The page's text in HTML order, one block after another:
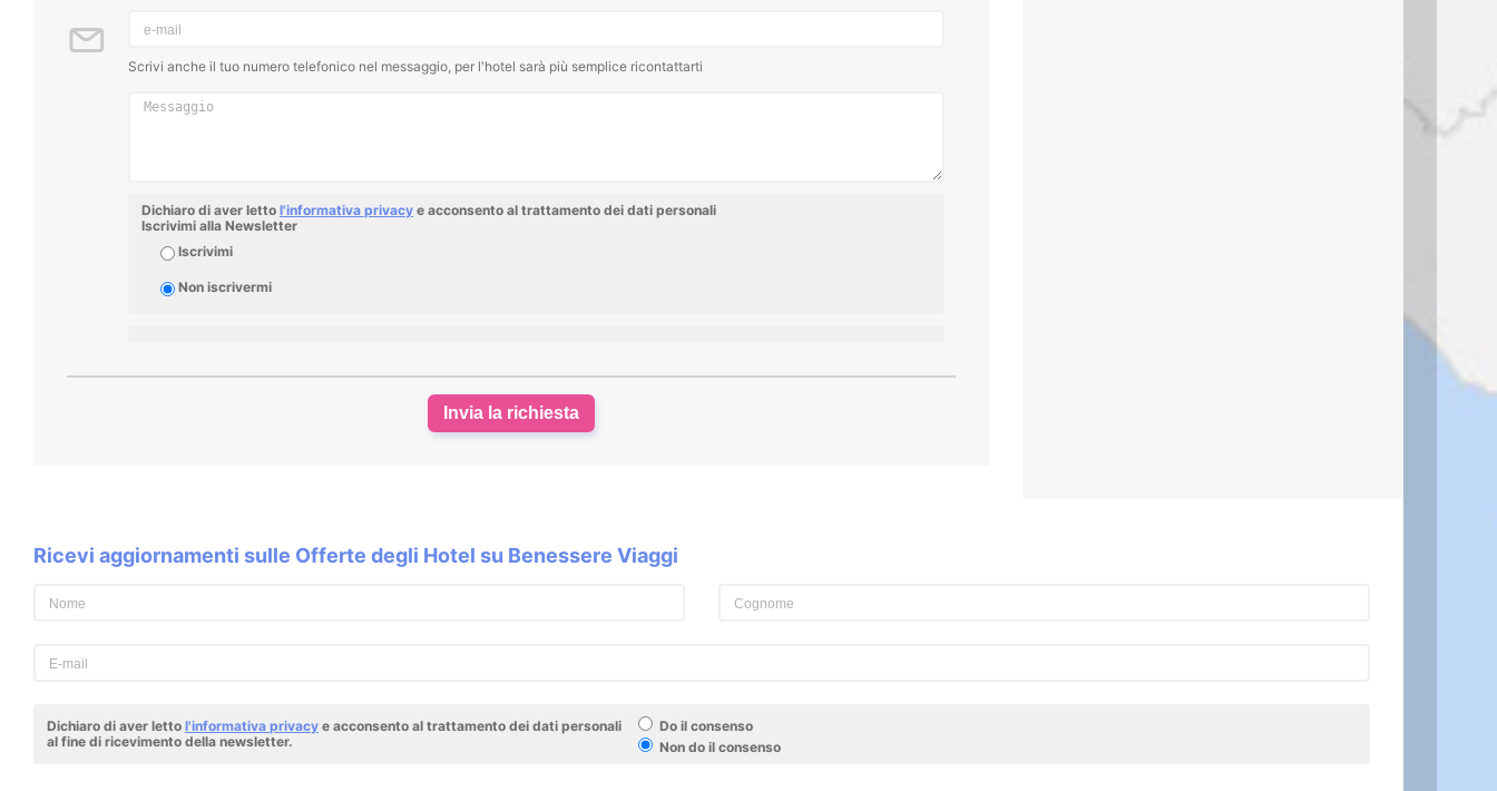
Scrivi anche il tuo numero telefonico nel messaggio, per l'hotel sarà più semplice ricontattarti
Dichiaro di aver letto l'informativa privacy e acconsento al trattamento dei dati personali
Iscrivimi alla Newsletter
Iscrivimi
Non iscrivermi
Invia la richiesta
Ricevi aggiornamenti sulle Offerte degli Hotel su Benessere Viaggi
Dichiaro di aver letto l'informativa privacy e acconsento al trattamento dei dati personali
al fine di ricevimento della newsletter.
Do il consenso
Non do il consenso